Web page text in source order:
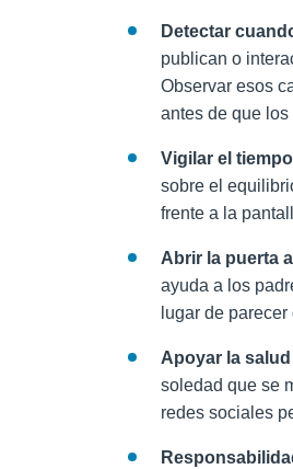
Detectar
publican o
Observar esos
antes de que
Vigilar el
sobre el
frente a la
Abrir la puerta
ayuda a los
lugar de
Apoyar la
soledad que se
redes sociales